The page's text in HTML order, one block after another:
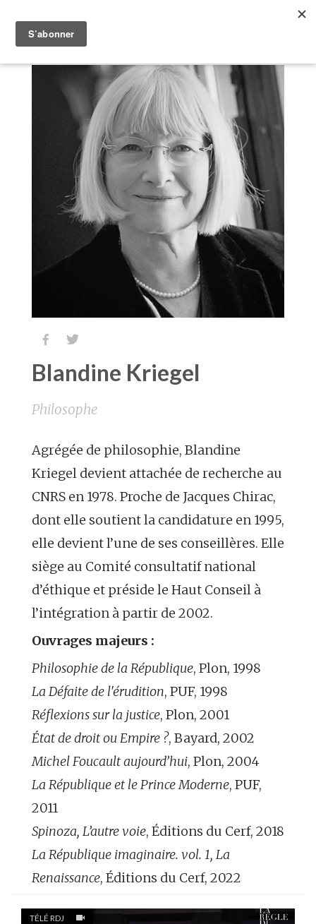
 
Blandine Kriegel
Philosophe
Agrégée de philosophie, Blandine
Kriegel devient attachée de recherche au
CNRS en 1978. Proche de Jacques Chirac,
dont elle soutient la candidature en 1995,
elle devient l’une de ses conseillères. Elle
siège au Comité consultatif national
d’éthique et préside le Haut Conseil à
l’intégration à partir de 2002.
Ouvrages majeurs :
Philosophie de la République, Plon, 1998
La Défaite de l'érudition, PUF, 1998
Réflexions sur la justice, Plon, 2001
État de droit ou Empire ?, Bayard, 2002
Michel Foucault aujourd’hui, Plon, 2004
La République et le Prince Moderne, PUF,
2011
Spinoza, L’autre voie, Éditions du Cerf, 2018
La République imaginaire. vol. 1, La
Renaissance, Éditions du Cerf, 2022
TÉLÉ RDJ